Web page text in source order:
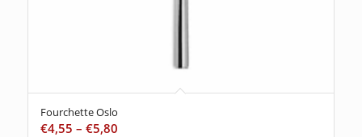
Fourchette Oslo
€4,55 – €5,80